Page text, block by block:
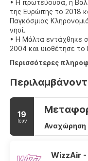
• Η πρωτεύουσα, η
της Ευρώπης το 2018
Παγκόσμιας
νησί.
• Η Μάλτα εντάχθηκε
2004 και υιοθέτησε
Περισσότερες
19
Ιουν
Αναχώρηση
WizzAir -